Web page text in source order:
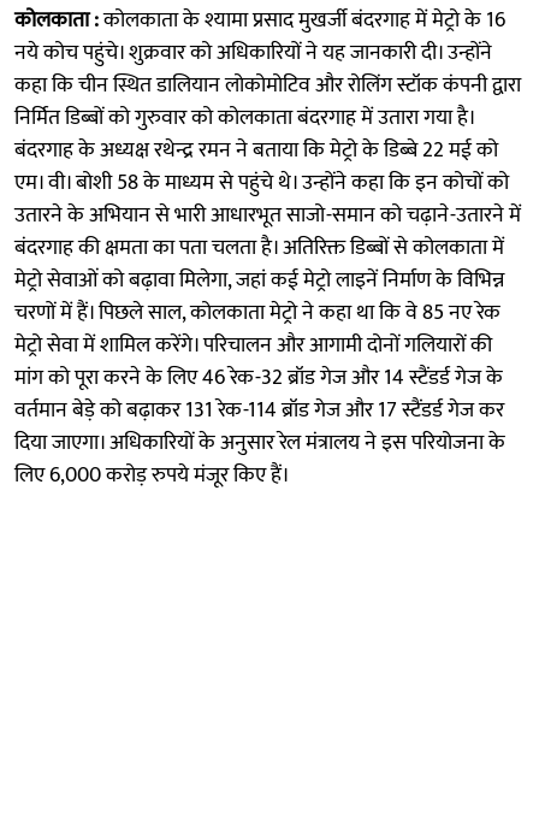
कोलकाता :कोलकाता के श्यामा प्रसाद मुखर्जी बंदरगाह में मेट्रो के 16
नये कोच पहुंचे। शुक्रवार को अधिकारियों ने यह जानकारी दी। उन्होंने
कहा कि चीन स्थित डालियान लोकोमोटिव और रोलिंग स्टॉक कंपनी द्वारा
निर्मित डिब्बों को गुरुवार को कोलकाता बंदरगाह में उतारा गया है।
बंदरगाह के अध्यक्ष रथेन्द्र रमन ने बताया कि मेट्रो के डिब्बे 22 मई को
एम। वी। बोशी 58 के माध्यम से पहुंचे थे। उन्होंने कहा कि इन कोचों को
उतारने के अभियान से भारी आधारभूत साजो-समान को चढ़ाने-उतारने में
बंदरगाह की क्षमता का पता चलता है। अतिरिक्त डिब्बों से कोलकाता में
मेट्रो सेवाओं को बढ़ावा मिलेगा, जहां कई मेट्रो लाइनें निर्माण के विभिन्न
चरणों में हैं। पिछले साल, कोलकाता मेट्रो ने कहा था कि वे 85 नए रेक
मेट्रो सेवा में शामिल करेंगे। परिचालन और आगामी दोनों गलियारों की
मांग को पूरा करने के लिए 46 रेक-32 ब्रॉड गेज और 14 स्टैंडर्ड गेज के
वर्तमान बेड़े को बढ़ाकर 131 रेक-114 ब्रॉड गेज और 17 स्टैंडर्ड गेज कर
दिया जाएगा। अधिकारियों के अनुसार रेल मंत्रालय ने इस परियोजना के
लिए 6,000 करोड़ रुपये मंजूर किए हैं।